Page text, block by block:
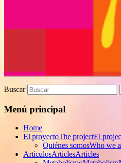
Buscar
Menú principal
Home
El proyectoThe projectEl
Quiénes somosWho we
ArtículosArticlesArticles